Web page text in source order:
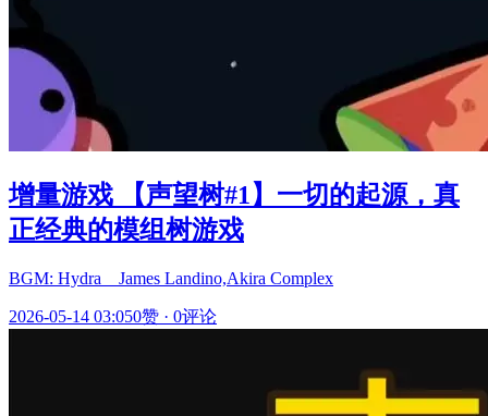
增量游戏 【声望树#1】一切的起源，真
正经典的模组树游戏
BGM: Hydra _ James Landino,Akira Complex
2026-05-14 03:050赞 · 0评论